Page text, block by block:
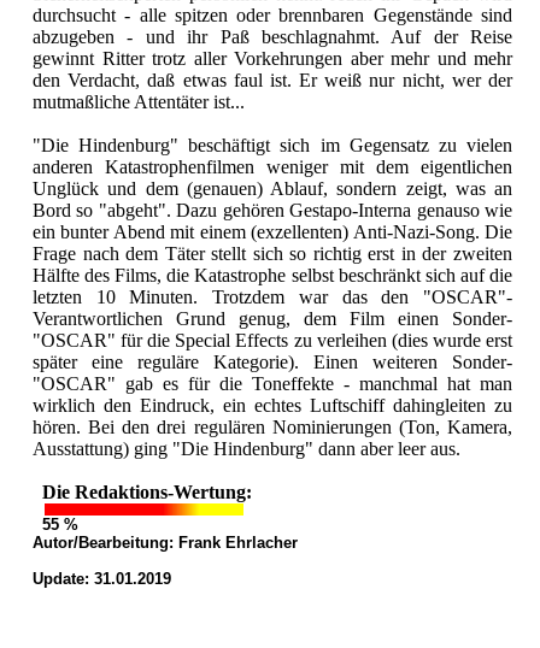
durchsucht - alle spitzen oder brennbaren Gegenstände sind
abzugeben - und ihr Paß beschlagnahmt. Auf der Reise
gewinnt Ritter trotz aller Vorkehrungen aber mehr und mehr
den Verdacht, daß etwas faul ist. Er weiß nur nicht, wer der
mutmaßliche Attentäter ist...
"Die Hindenburg" beschäftigt sich im Gegensatz zu vielen
anderen Katastrophenfilmen weniger mit dem eigentlichen
Unglück und dem (genauen) Ablauf, sondern zeigt, was an
Bord so "abgeht". Dazu gehören Gestapo-Interna genauso wie
ein bunter Abend mit einem (exzellenten) Anti-Nazi-Song. Die
Frage nach dem Täter stellt sich so richtig erst in der zweiten
Hälfte des Films, die Katastrophe selbst beschränkt sich auf die
letzten 10 Minuten. Trotzdem war das den "OSCAR"-
Verantwortlichen Grund genug, dem Film einen Sonder-
"OSCAR" für die Special Effects zu verleihen (dies wurde erst
später eine reguläre Kategorie). Einen weiteren Sonder-
"OSCAR" gab es für die Toneffekte - manchmal hat man
wirklich den Eindruck, ein echtes Luftschiff dahingleiten zu
hören. Bei den drei regulären Nominierungen (Ton, Kamera,
Ausstattung) ging "Die Hindenburg" dann aber leer aus.
Die Redaktions-Wertung:
55 %
Autor/Bearbeitung: Frank Ehrlacher
Update: 31.01.2019